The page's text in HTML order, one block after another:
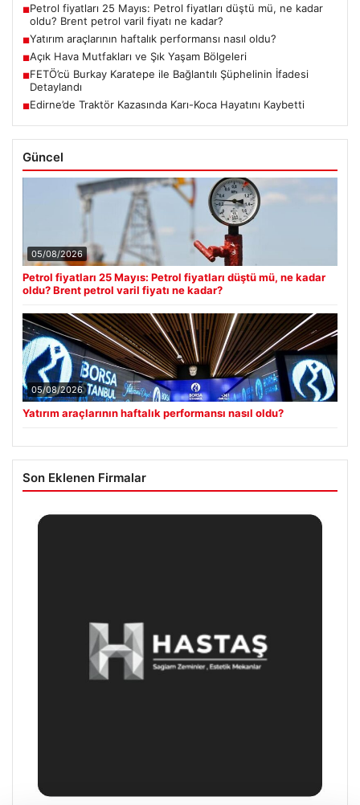
■Petrol fiyatları 25 Mayıs: Petrol fiyatları düştü mü, ne kadar
oldu? Brent petrol varil fiyatı ne kadar?
■Yatırım araçlarının haftalık performansı nasıl oldu?
■Açık Hava Mutfakları ve Şık Yaşam Bölgeleri
■FETÖ’cü Burkay Karatepe ile Bağlantılı Şüphelinin İfadesi
Detaylandı
■Edirne’de Traktör Kazasında Karı-Koca Hayatını Kaybetti
Güncel
05/08/2026
Petrol fiyatları 25 Mayıs: Petrol fiyatları düştü mü, ne kadar
oldu? Brent petrol varil fiyatı ne kadar?
05/08/2026
Yatırım araçlarının haftalık performansı nasıl oldu?
Son Eklenen Firmalar